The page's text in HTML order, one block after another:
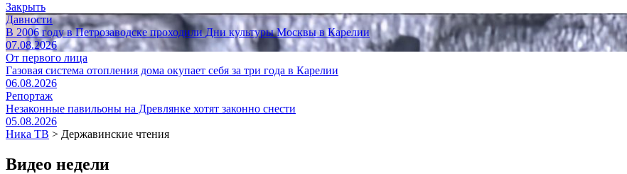
Закрыть
Давности
В 2006 году в Петрозаводске проходили Дни культуры Москвы в Карелии
07.08.2026
От первого лица
Газовая система отопления дома окупает себя за три года в Карелии
06.08.2026
Репортаж
Незаконные павильоны на Древлянке хотят законно снести
05.08.2026
Ника ТВ > Державинские чтения
Видео недели